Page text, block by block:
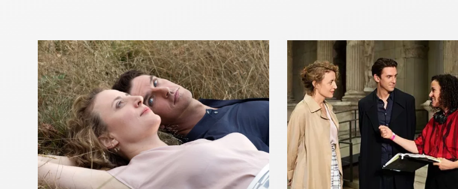
Home
Unternehmen